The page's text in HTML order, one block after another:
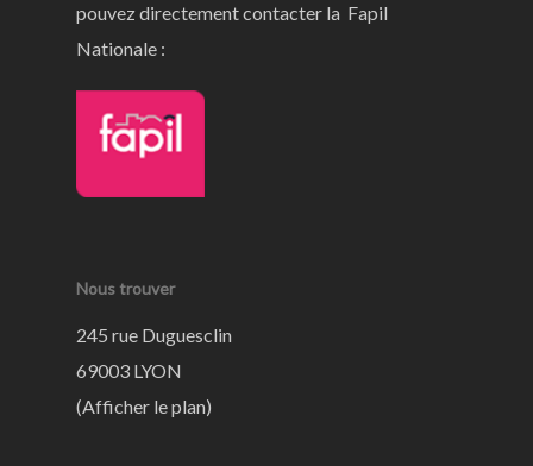
pouvez directement contacter la Fapil
Nationale :
Nous trouver
245 rue Duguesclin
69003 LYON
(Afficher le plan)